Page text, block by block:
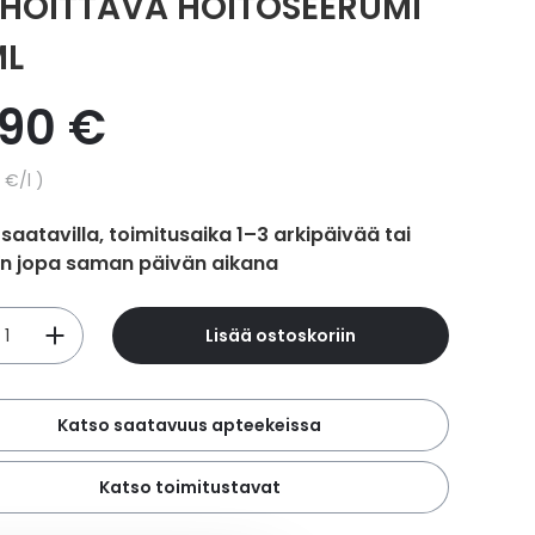
€
€/l
toimitusaika 1–3 arkipäivää tai
jopa saman päivän aikana
Lisää ostoskoriin
Katso saatavuus apteekeissa
Katso toimitustavat